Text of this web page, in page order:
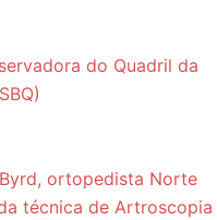
do Quadril da
ortopedista Norte
técnica de Artroscopia